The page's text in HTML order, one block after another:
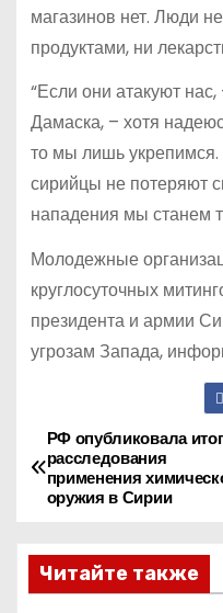
магазинов нет. Люди
продуктами, ни
“Если они атакуют
Дамаска, – хотя
то мы лишь
сирийцы не потеряют
нападения мы станем
Молодежные
круглосуточных
президента и армии
угрозам Запада,
Н
а
и
РФ опубликовала
расследования
применения
оружия в Сирии
Читайте также